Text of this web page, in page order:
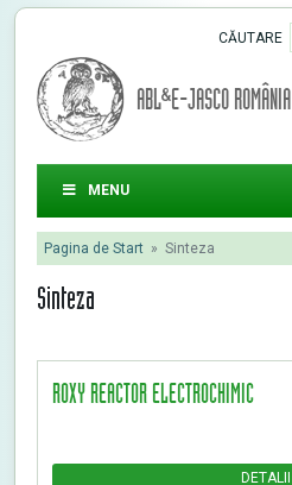
CĂUTARE
ABL&E-JASCO ROMÂNIA
MENU
Pagina de Start » Sinteza
Sinteza
ROXY REACTOR ELECTROCHIMIC
DETALII